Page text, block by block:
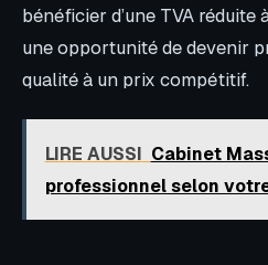
bénéficier d’une TVA réduite
une opportunité de devenir
qualité à un prix compétitif.
LIRE AUSSI Cabinet
professionnel selon